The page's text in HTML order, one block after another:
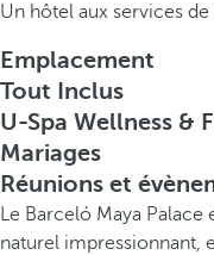
Un hôtel aux services
Emplacement
Tout Inclus
U-Spa Wellness &
Mariages
Réunions et
Le Barceló Maya
naturel impressionnant,